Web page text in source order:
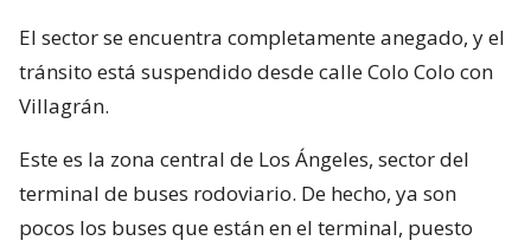
El sector se encuentra completamente anegado, y el
tránsito está suspendido desde calle Colo Colo con
Villagrán.
Este es la zona central de Los Ángeles, sector del
terminal de buses rodoviario. De hecho, ya son
pocos los buses que están en el terminal, puesto